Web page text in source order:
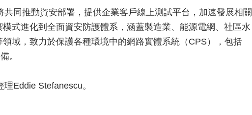
同推動資安部署，提供企業客戶線上測試平台，加速發展相關
式進化到全面資安防護體系，涵蓋製造業、能源電網、社區水
域，致力於保護各種環境中的網路實體系統（CPS），包括
。
Eddie Stefanescu。